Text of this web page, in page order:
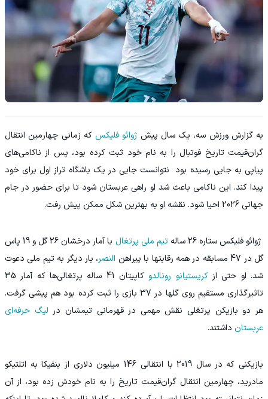
‫به گزارش ورزش سه، یک سال پیش ژوائو فلیکس که زمانی چهارمین انتقال
گران‌قیمت تاریخ فوتبال را به نام خود ثبت کرده بود، پس از ناکامی‌های
پیاپی به جایی رسیده بود نتوانست جایی در یک باشگاه تراز اول برای خود
پیدا کند. این ناکامی باعث شد او راهی عربستان شود تا برای حضور در جام
جهانی 2026 احیا شود. نقشه او به بهترین شکل ممکن پیش رفت.
‫ ژوائو فلیکس ستاره 26 ساله تیم ملی پرتغال
با آمار درخشان 26 گل و 19 پاس
گل در 47 مسابقه در همه رقابتها با پیراهن
النصر، بار دیگر به تیم ملی دعوت
شد. او حتی ازکریستیانو رونالدو
کاپیتان 41 ساله پرتغالی‌ها که آمار 35
تاثیرگذاری مستقیم روی گلها در 37 بازی را ثبت کرده بود هم پیشی گرفت.
هر دو بازیکن پرتغلی نقش مهمی در قهرمانی تیمشان در لیگ حرفه‌ای
عربستان داشتند.
‫بازیکنی که در سال 2019 با انتقالی 146 میلیون دلاری از بنفیکا به اتلتیکو
مادرید، چهارمین انتقال گران‌قیمت تاریخ را به نام خودش زده بود، از آن